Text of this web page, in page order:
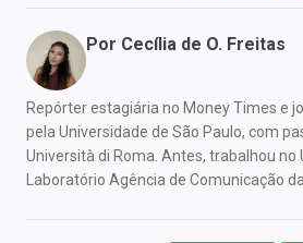
Por Cecília de O. Freitas
Repórter estagiária no Money Times e
pela Universidade de São Paulo, com
Università di Roma. Antes, trabalhou no
Laboratório Agência de Comunicação da